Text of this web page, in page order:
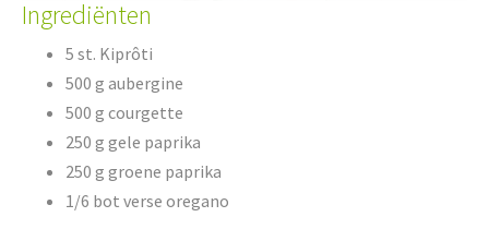
Ingrediënten
5 st. Kiprôti
500 g aubergine
500 g courgette
250 g gele paprika
250 g groene paprika
1/6 bot verse oregano